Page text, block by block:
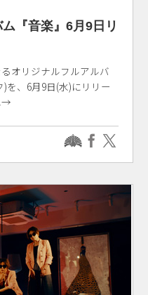
『音楽』6月9日リ
オリジナルフルアルバ
を、6月9日(水)にリリー
→